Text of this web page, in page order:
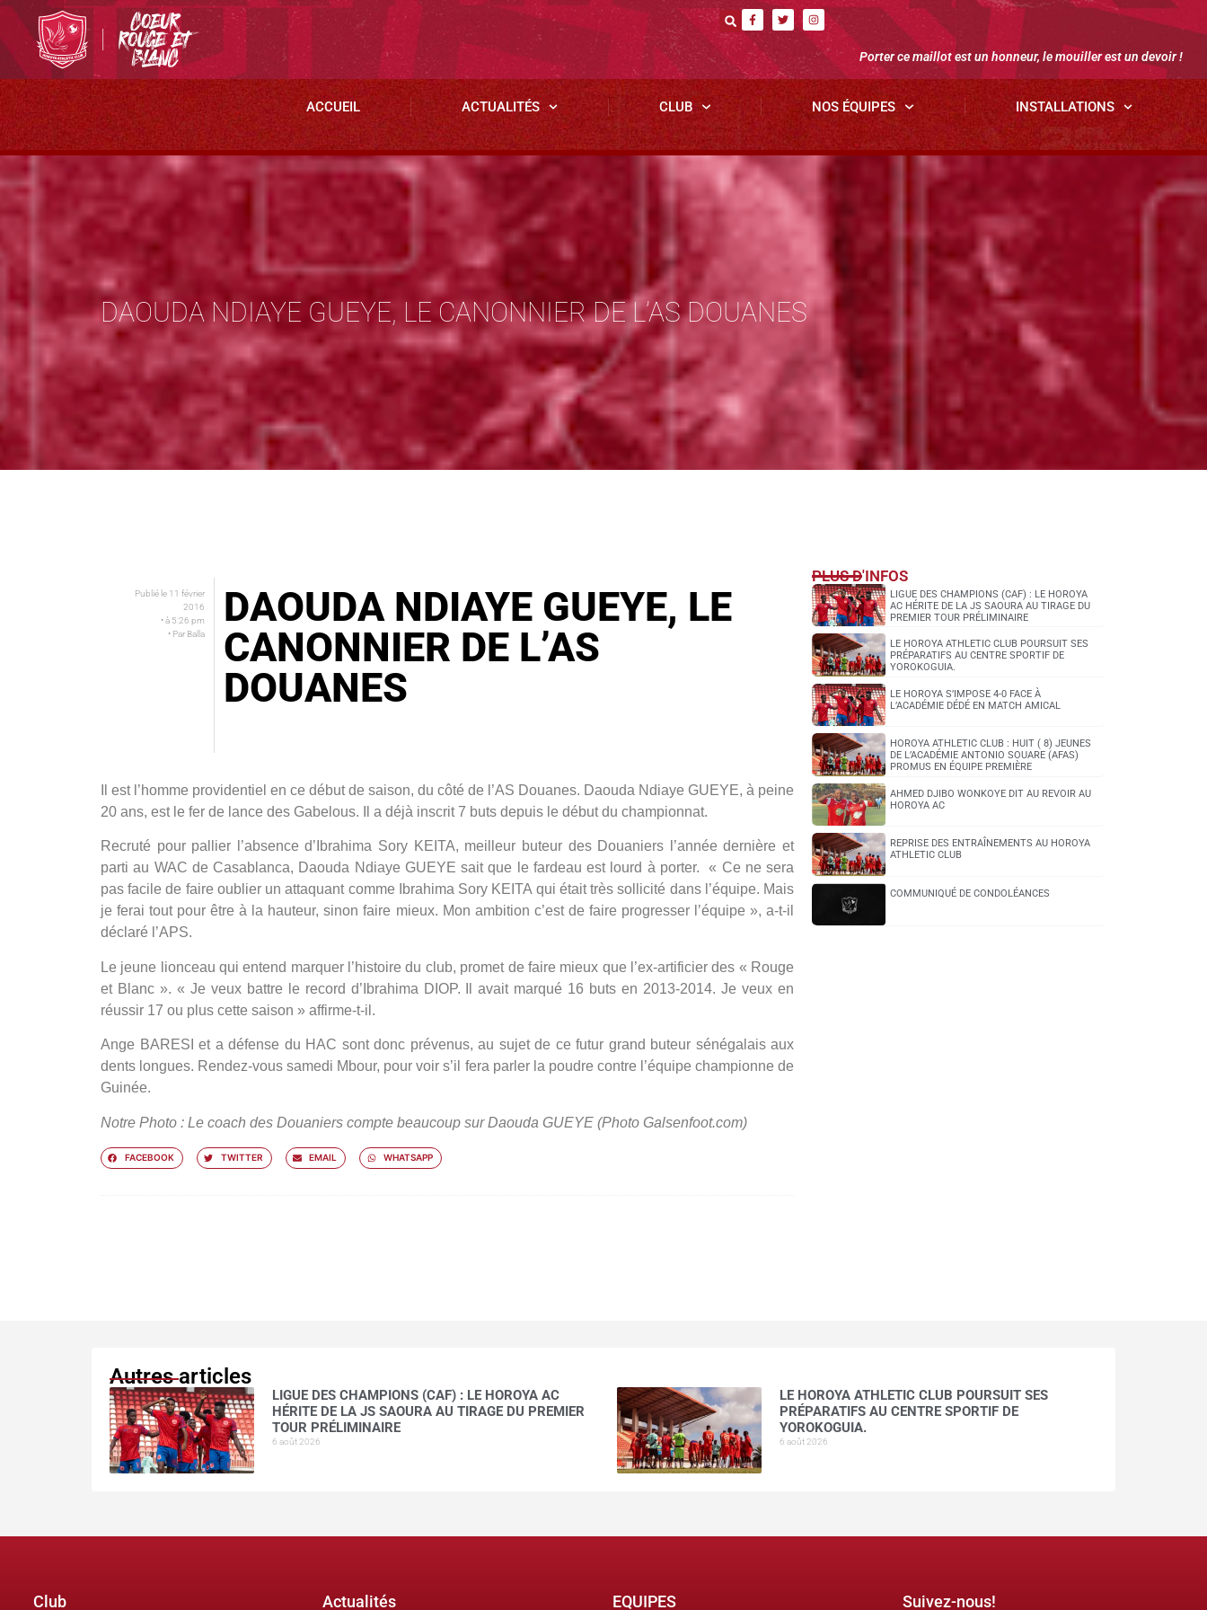
Porter ce maillot est un honneur, le mouiller est un devoir !
ACCUEIL ACTUALITÉS CLUB NOS ÉQUIPES INSTALLATIONS
DAOUDA NDIAYE GUEYE, LE CANONNIER DE L’AS DOUANES
Publié le 11 février
2016
• à 5:26 pm
• ParBalla
DAOUDA NDIAYE GUEYE, LE
CANONNIER DE L’AS
DOUANES
Il est l’homme providentiel en ce début de saison, du côté de l’AS Douanes. Daouda Ndiaye GUEYE, à peine
20 ans, est le fer de lance des Gabelous. Il a déjà inscrit 7 buts depuis le début du championnat.
Recruté pour pallier l’absence d’Ibrahima Sory KEITA, meilleur buteur des Douaniers l’année dernière et
parti au WAC de Casablanca, Daouda Ndiaye GUEYE sait que le fardeau est lourd à porter.
« Ce ne sera
pas facile de faire oublier un attaquant comme Ibrahima Sory KEITA qui était très sollicité dans l’équipe. Mais
je ferai tout pour être à la hauteur, sinon faire mieux. Mon ambition c’est de faire progresser l’équipe », a-t-il
déclaré l’APS.
Le jeune lionceau qui entend marquer l’histoire du club, promet de faire mieux que l’ex-artificier des « Rouge
et Blanc ». « Je veux battre le record d’Ibrahima DIOP. Il avait marqué 16 buts en 2013-2014. Je veux en
réussir 17 ou plus cette saison » affirme-t-il.
Ange BARESI et a défense du HAC sont donc prévenus, au sujet de ce futur grand buteur sénégalais aux
dents longues. Rendez-vous samedi Mbour, pour voir s’il fera parler la poudre contre l’équipe championne de
Guinée.
Notre Photo : Le coach des Douaniers compte beaucoup sur Daouda GUEYE (Photo Galsenfoot.com)
FACEBOOK TWITTER EMAIL WHATSAPP
PLUS D'INFOS
LIGUE DES CHAMPIONS (CAF) : LE HOROYA
AC HÉRITE DE LA JS SAOURA AU TIRAGE DU
PREMIER TOUR PRÉLIMINAIRE
LE HOROYA ATHLETIC CLUB POURSUIT SES
PRÉPARATIFS AU CENTRE SPORTIF DE
YOROKOGUIA.
LE HOROYA S’IMPOSE 4-0 FACE À
L’ACADÉMIE DÉDÉ EN MATCH AMICAL
HOROYA ATHLETIC CLUB : HUIT ( 8) JEUNES
DE L’ACADÉMIE ANTONIO SOUARE (AFAS)
PROMUS EN ÉQUIPE PREMIÈRE
AHMED DJIBO WONKOYE DIT AU REVOIR AU
HOROYA AC
REPRISE DES ENTRAÎNEMENTS AU HOROYA
ATHLETIC CLUB
COMMUNIQUÉ DE CONDOLÉANCES
Autres articles
LIGUE DES CHAMPIONS (CAF) : LE HOROYA AC
HÉRITE DE LA JS SAOURA AU TIRAGE DU PREMIER
TOUR PRÉLIMINAIRE
6 août 2026
LE HOROYA ATHLETIC CLUB POURSUIT SES
PRÉPARATIFS AU CENTRE SPORTIF DE
YOROKOGUIA.
6 août 2026
Club Actualités EQUIPES Suivez-nous!